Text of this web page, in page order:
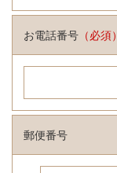
お電話番号 （必須）
郵便番号